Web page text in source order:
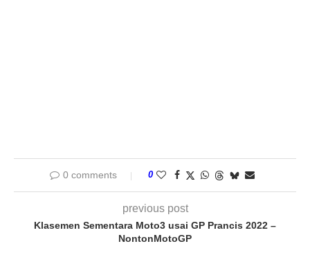
0 comments 0
previous post
Klasemen Sementara Moto3 usai GP Prancis 2022 –
NontonMotoGP